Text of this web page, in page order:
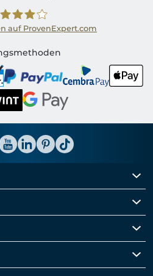
CH
auf ProvenExpert.com